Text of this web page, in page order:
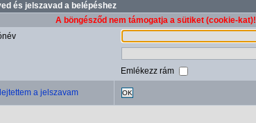
és jelszavad a belépéshez
A böngésződ nem támogatja a sütiket (cookie-kat)!
Emlékezz rám
a jelszavam OK